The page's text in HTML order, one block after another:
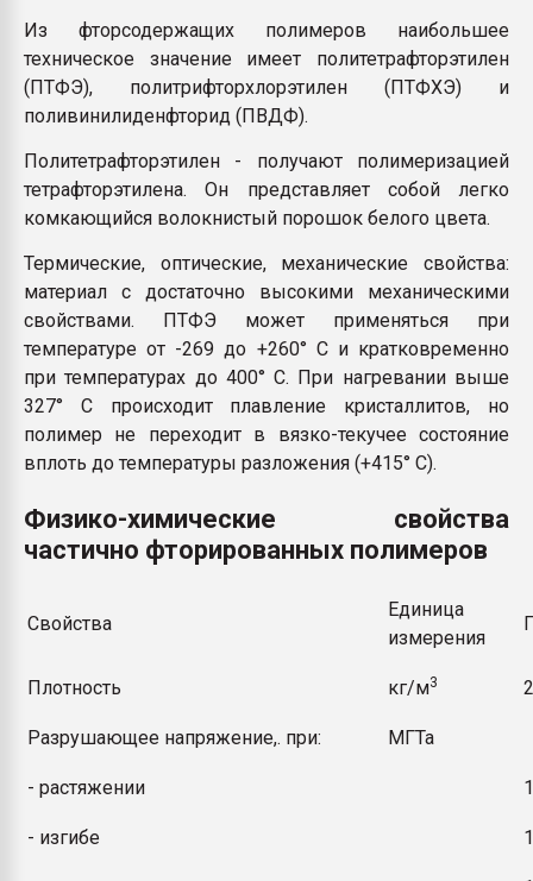
Из фторсодержащих полимеров наибольшее
техническое значение имеет политетрафторэтилен
(ПТФЭ), политрифторхлорэтилен (ПТФХЭ) и
поливинилиденфторид (ПВДФ).
Политетрафторэтилен - получают полимеризацией
тетрафторэтилена. Он представляет собой легко
комкающийся волокнистый порошок белого цвета.
Термические, оптические, механические свойства:
материал с достаточно высокими механическими
свойствами. ПТФЭ может применяться при
температуре от -269 до +260° С и кратковременно
при температурах до 400° С. При нагревании выше
327° С происходит плавление кристаллитов, но
полимер не переходит в вязко-текучее состояние
вплоть до температуры разложения (+415° С).
Физико-химические свойства
частично фторированных полимеров
Свойства
Единица
измерения
Плотность кг/м3
Разрушающее напряжение,. при: МГТа
- растяжении
- изгибе